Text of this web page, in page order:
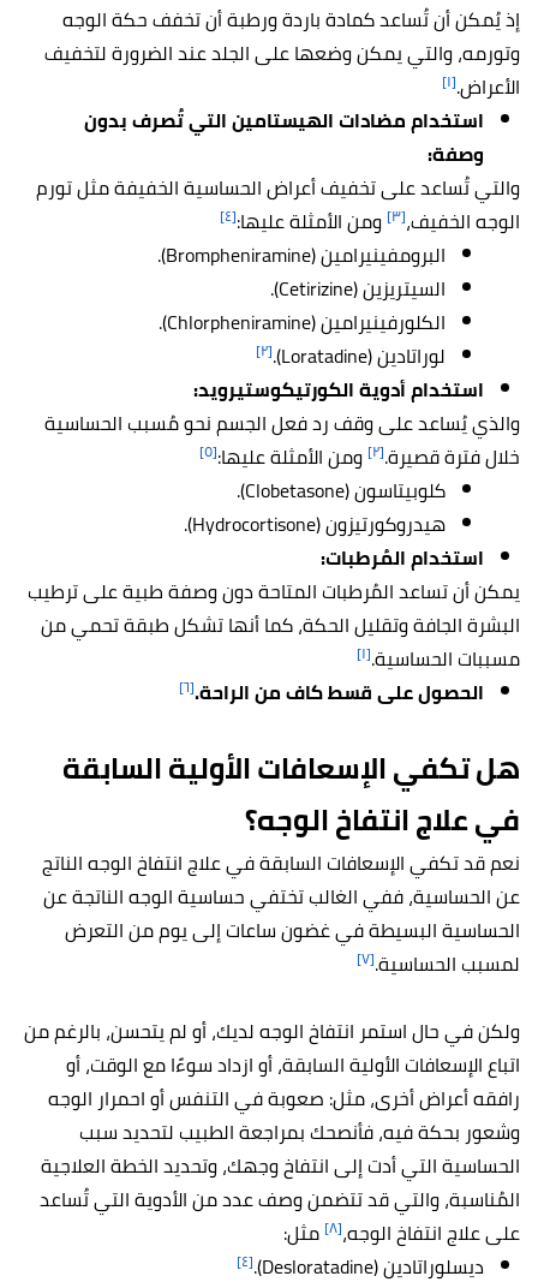
إذ يُمكن أن تُساعد كمادة باردة ورطبة أن تخفف حكة الوجه
وتورمه، والتي يمكن وضعها على الجلد عند الضرورة لتخفيف
الأعراض.[١]
استخدام مضادات الهيستامين التي تُصرف بدون
وصفة:
والتي تُساعد على تخفيف أعراض الحساسية الخفيفة مثل تورم
الوجه الخفيف،[٣] ومن الأمثلة عليها:[٤]
البرومفينيرامين (Brompheniramine).
السيتريزين (Cetirizine).
الكلورفينيرامين (Chlorpheniramine).
لوراتادين (Loratadine).
[٢]
استخدام أدوية الكورتيكوستيرويد:
والذي يُساعد على وقف رد فعل الجسم نحو مُسبب الحساسية
خلال فترة قصيرة.[٢] ومن الأمثلة عليها:[٥]
كلوبيتاسون (Clobetasone).
هيدروكورتيزون (Hydrocortisone).
استخدام المُرطبات:
يمكن أن تساعد المُرطبات المتاحة دون وصفة طبية على ترطيب
البشرة الجافة وتقليل الحكة، كما أنها تشكل طبقة تحمي من
مسببات الحساسية.[١]
الحصول على قسط كاف من الراحة.[٦]
هل تكفي الإسعافات الأولية السابقة
في علاج انتفاخ الوجه؟
نعم قد تكفي الإسعافات السابقة في علاج انتفاخ الوجه الناتج
عن الحساسية، ففي الغالب تختفي حساسية الوجه الناتجة عن
الحساسية البسيطة في غضون ساعات إلى يوم من التعرض
لمسبب الحساسية.[٧]
ولكن في حال استمر انتفاخ الوجه لديك، أو لم يتحسن، بالرغم من
اتباع الإسعافات الأولية السابقة، أو ازداد سوءًا مع الوقت، أو
رافقه أعراض أخرى، مثل: صعوبة في التنفس أو احمرار الوجه
وشعور بحكة فيه، فأنصحك بمراجعة الطبيب لتحديد سبب
الحساسية التي أدت إلى انتفاخ وجهك، وتحديد الخطة العلاجية
المُناسبة، والتي قد تتضمن وصف عدد من الأدوية التي تُساعد
على علاج انتفاخ الوجه،[٨]
مثل:
ديسلوراتادين (Desloratadine).
[٤]